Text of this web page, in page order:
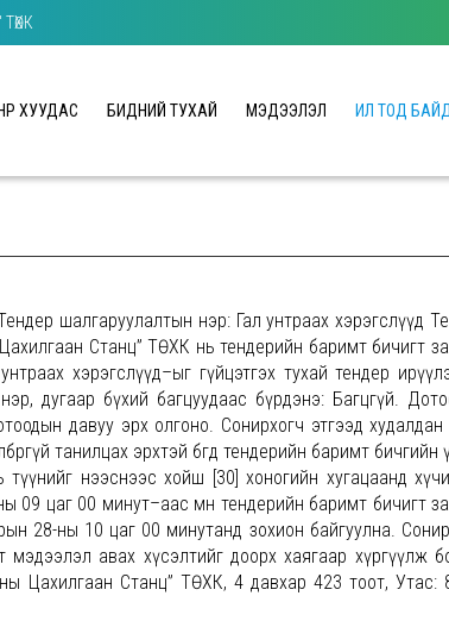
НҮҮР ХУУДАС БИДНИЙ ТУХАЙ МЭДЭЭЛЭЛ ИЛ ТОД
шалгаруулалтын нэр: Гал унтраах хэрэгслүүд
Станц” ТӨХК нь тендерийн баримт бичигт
хэрэгслүүд–ыг гүйцэтгэх тухай тендер
дугаар бүхий багцуудаас бүрдэнэ: Багцгүй.
давуу эрх олгоно. Сонирхогч этгээд худалдан
танилцах эрхтэй бөгөөд тендерийн баримт бичгийн
түүнийг нээснээс хойш [30] хоногийн хугацаанд
цаг 00 минут–аас өмнө тендерийн баримт бичигт
28-ны 10 цаг 00 минутанд зохион байгуулна.
авах хүсэлтийг доорх хаягаар хүргүүлж
Цахилгаан Станц” ТӨХК, 4 давхар 423 тоот, Утас: